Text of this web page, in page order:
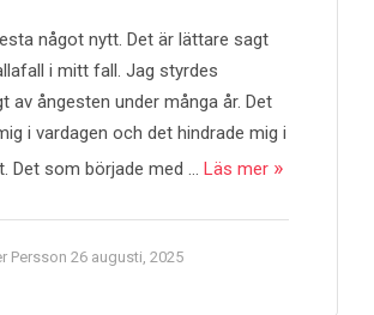
något nytt. Det är lättare sagt
i mitt fall. Jag styrdes
av ångesten under många år. Det
i vardagen och det hindrade mig i
Det som började med … Läs mer
Persson 26 augusti, 2025